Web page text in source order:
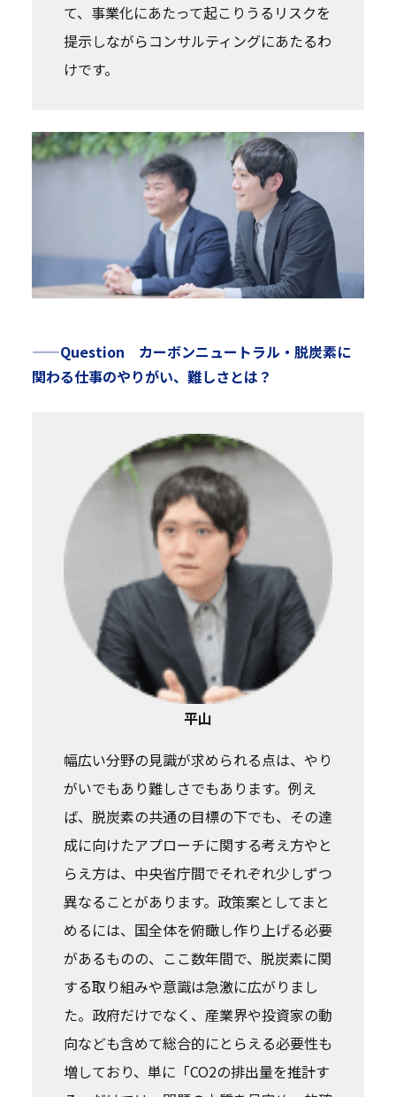
て、事業化にあたって起こりうるリスクを
提示しながらコンサルティングにあたるわ
けです。
——Question カーボンニュートラル・脱炭素に
関わる仕事のやりがい、難しさとは？
平山
幅広い分野の見識が求められる点は、やり
がいでもあり難しさでもあります。例え
ば、脱炭素の共通の目標の下でも、その達
成に向けたアプローチに関する考え方やと
らえ方は、中央省庁間でそれぞれ少しずつ
異なることがあります。政策案としてまと
めるには、国全体を俯瞰し作り上げる必要
があるものの、ここ数年間で、脱炭素に関
する取り組みや意識は急激に広がりまし
た。政府だけでなく、産業界や投資家の動
向なども含めて総合的にとらえる必要性も
増しており、単に「CO2の排出量を推計す